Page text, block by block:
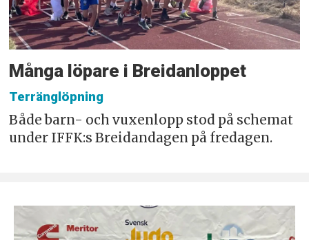
Många löpare i Breidanloppet
Terränglöpning
Både barn- och vuxenlopp stod på schemat
under IFFK:s Breidandagen på fredagen.